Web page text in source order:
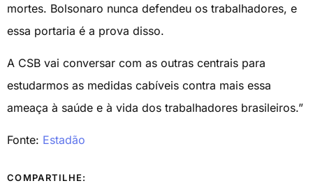
mortes. Bolsonaro nunca defendeu os trabalhadores, e
essa portaria é a prova disso.
A CSB vai conversar com as outras centrais para
estudarmos as medidas cabíveis contra mais essa
ameaça à saúde e à vida dos trabalhadores brasileiros.”
Fonte: Estadão
COMPARTILHE: